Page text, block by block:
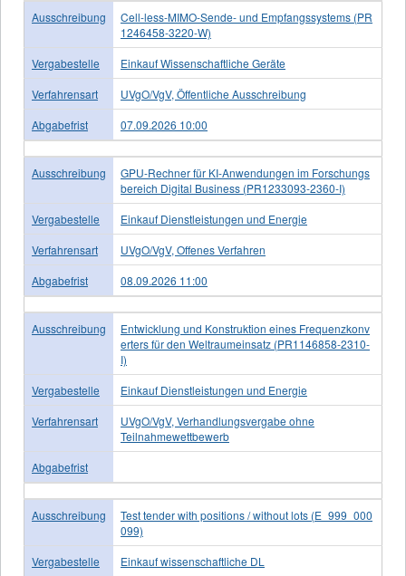
Ausschreibung
Cell-less-MIMO-Sende- und Empfangssystems (PR
1246458-3220-W)
Vergabestelle
Einkauf Wissenschaftliche Geräte
Verfahrensart
UVgO/VgV, Öffentliche Ausschreibung
Abgabefrist
07.09.2026 10:00
Ausschreibung
GPU-Rechner für KI-Anwendungen im Forschungs
bereich Digital Business (PR1233093-2360-I)
Vergabestelle
Einkauf Dienstleistungen und Energie
Verfahrensart
UVgO/VgV, Offenes Verfahren
Abgabefrist
08.09.2026 11:00
Ausschreibung
Entwicklung und Konstruktion eines Frequenzkonv
erters für den Weltraumeinsatz (PR1146858-2310-
I)
Vergabestelle
Einkauf Dienstleistungen und Energie
Verfahrensart
UVgO/VgV, Verhandlungsvergabe ohne
Teilnahmewettbewerb
Abgabefrist
Ausschreibung
Test tender with positions / without lots (E_999_000
099)
Vergabestelle
Einkauf wissenschaftliche DL